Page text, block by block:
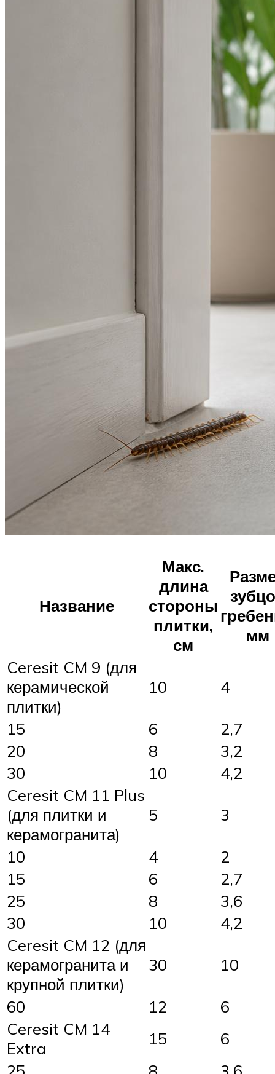
Название
Макс.
длина
стороны
плитки,
см
мм
Ceresit CM 9 (для
керамической
плитки)
10 4
15 6
2,7
20
8
3,2
30
10
4,2
Ceresit CM 11 Plus
(для плитки и
керамогранита)
5 3
10 4
2
15
6
2,7
25
8
3,6
30
10
4,2
Ceresit CM 12 (для
керамогранита и
крупной плитки)
30 10
60 12
6
Ceresit CM 14
Extra
15
6